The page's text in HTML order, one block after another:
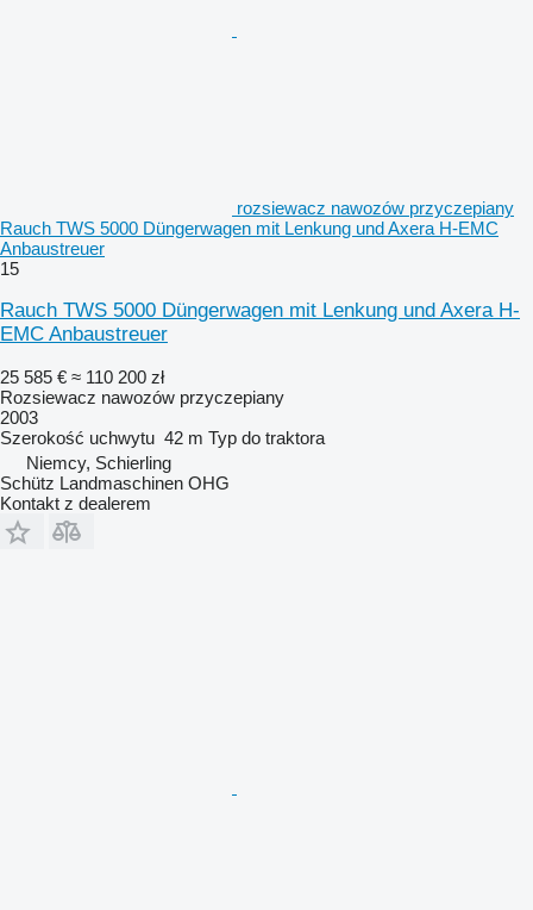
rozsiewacz nawozów przyczepiany
Rauch TWS 5000 Düngerwagen mit Lenkung und Axera H-EMC
Anbaustreuer
15
Rauch TWS 5000 Düngerwagen mit Lenkung und Axera H-
EMC Anbaustreuer
25 585 € ≈ 110 200 zł
Rozsiewacz nawozów przyczepiany
2003
Szerokość uchwytu 42 m Typ do traktora
Niemcy, Schierling
Schütz Landmaschinen OHG
Kontakt z dealerem